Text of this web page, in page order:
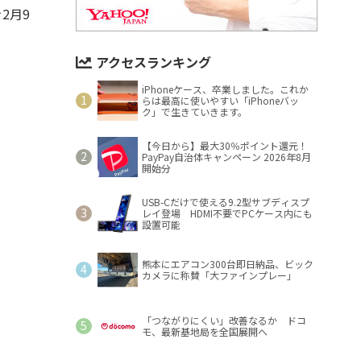
月9
アクセスランキング
iPhoneケース、卒業しました。これか
らは最高に使いやすい「iPhoneバッ
ク」で生きていきます。
【今日から】最大30％ポイント還元！
PayPay自治体キャンペーン 2026年8月
開始分
USB-Cだけで使える9.2型サブディスプ
レイ登場 HDMI不要でPCケース内にも
設置可能
熊本にエアコン300台即日納品、ビック
カメラに称賛「大ファインプレー」
「つながりにくい」改善なるか ドコ
モ、最新基地局を全国展開へ